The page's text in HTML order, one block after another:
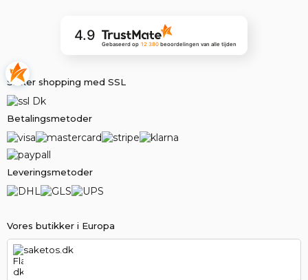
Vores butikker i Europa
saketos.dk
4.9
Gebaseerd op 12 380 beoordelingenvan alle tijden
Sikker shopping med SSL
Betalingsmetoder
Leveringsmetoder